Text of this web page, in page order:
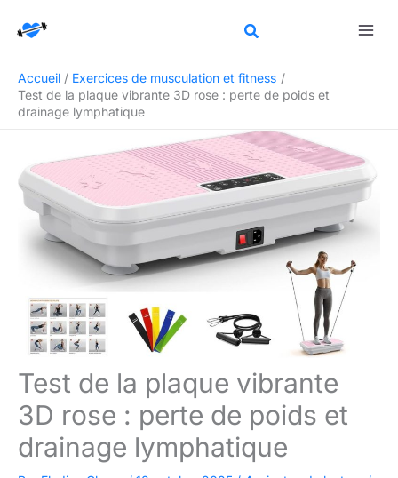
Accueil
Exercices de musculation et fitness
Test de la plaque vibrante 3D rose : perte de poids et
drainage lymphatique
Test de la plaque vibrante
3D rose : perte de poids et
drainage lymphatique